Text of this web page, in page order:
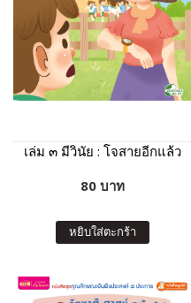
เล่ม ๓ มีวินัย : โจสายอีกแล้ว
80 บาท
หยิบใส่ตะกร้า